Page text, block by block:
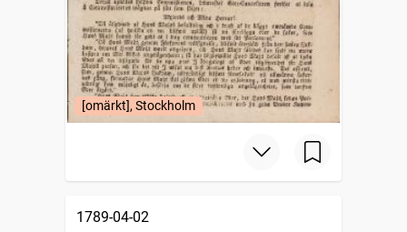
[omärkt], Stockholm
1789-04-02